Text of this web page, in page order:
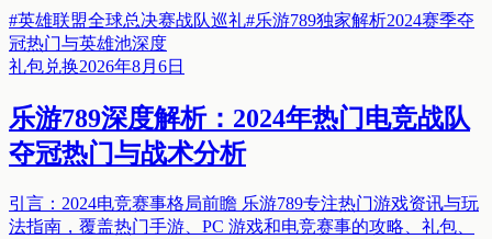
#英雄联盟全球总决赛战队巡礼#乐游789独家解析2024赛季夺
冠热门与英雄池深度
礼包兑换2026年8月6日
乐游789深度解析：2024年热门电竞战队
夺冠热门与战术分析
引言：2024电竞赛事格局前瞻 乐游789专注热门游戏资讯与玩
法指南，覆盖热门手游、PC 游戏和电竞赛事的攻略、礼包、